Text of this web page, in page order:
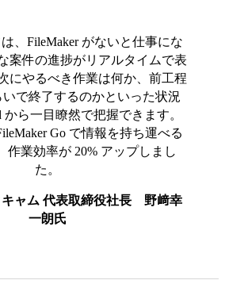
、FileMaker がないと仕事にな
案件の進捗がリアルタイムで表
にやるべき作業は何か、前工程
で終了するのかといった状況
から一目瞭然で把握できます。
Go で情報を持ち運べる
作業効率が 20% アップしまし
た。
キャム 代表取締役社長 野﨑幸
一朗氏